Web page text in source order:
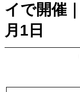
イで開催
月1日